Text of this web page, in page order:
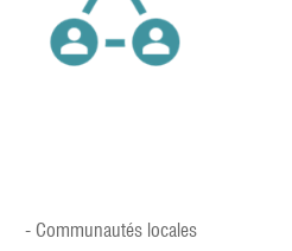
- Communautés locales